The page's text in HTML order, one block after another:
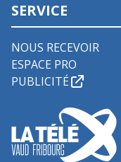
SERVICE
NOUS RECEVOIR
ESPACE PRO
PUBLICITÉ